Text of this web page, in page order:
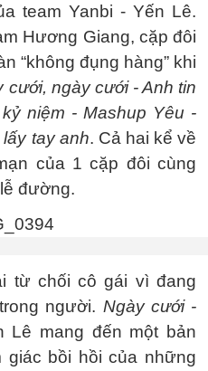
team Yanbi - Yến Lê.
Hương Giang, cặp đôi
“không đụng hàng” khi
cưới, ngày cưới - Anh tin
niệm - Mashup Yêu -
tay anh. Cả hai kể về
của 1 cặp đôi cùng
đường.
từ chối cô gái vì đang
người. Ngày cưới -
Lê mang đến một bản
giác bồi hồi của những